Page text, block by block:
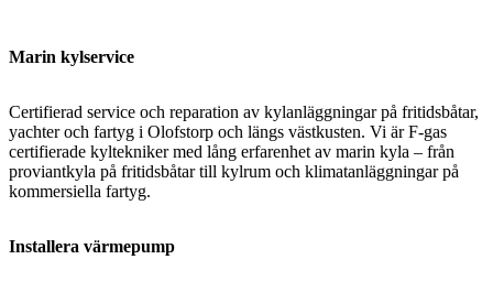
Marin kylservice
Certifierad service och reparation av kylanläggningar på fritidsbåtar,
yachter och fartyg i Olofstorp och längs västkusten. Vi är F-gas
certifierade kyltekniker med lång erfarenhet av marin kyla – från
proviantkyla på fritidsbåtar till kylrum och klimatanläggningar på
kommersiella fartyg.
Installera värmepump